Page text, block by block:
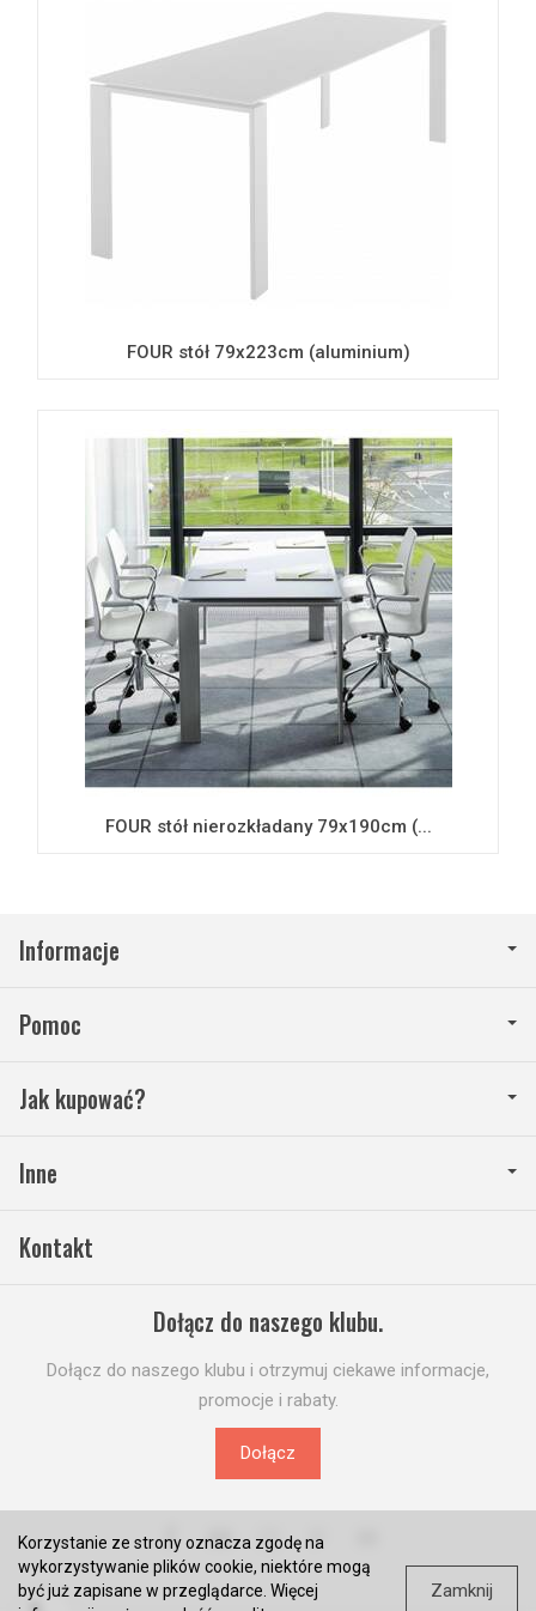
FOUR stół 79x223cm (aluminium)
FOUR stół nierozkładany 79x190cm (...
Informacje
Pomoc
Jak kupować?
Inne
Kontakt
Dołącz do naszego klubu.
Dołącz do naszego klubu i otrzymuj ciekawe informacje,
promocje i rabaty.
Dołącz
Korzystanie ze strony oznacza zgodę na
wykorzystywanie plików cookie, niektóre mogą
być już zapisane w przeglądarce. Więcej
Zamknij